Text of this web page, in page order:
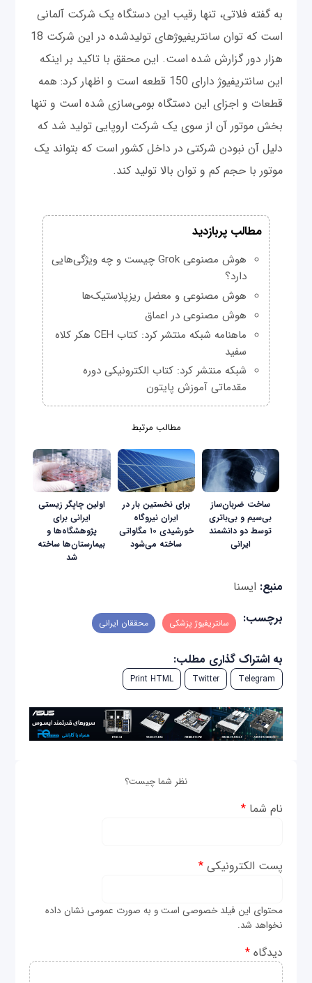
به گفته فلاتی، تنها رقیب این دستگاه یک شرکت آلمانی
است که توان سانتریفیوژهای تولیدشده در این شرکت 18
هزار دور گزارش شده است. این محقق با تاکید بر اینکه
این سانتریفیوژ دارای 150 قطعه است و اظهار کرد: همه
قطعات و اجزای این دستگاه بومی‌سازی شده است و تنها
بخش موتور آن از سوی یک شرکت اروپایی تولید شد که
دلیل آن نبودن شرکتی در داخل کشور است که بتواند یک
موتور با حجم کم و توان بالا تولید کند.
مطالب پربازدید
هوش مصنوعی Grok چیست و چه ویژگی‌هایی
دارد؟
هوش مصنوعی و معضل ریزپلاستیک‌ها
هوش مصنوعی در اعماق
ماهنامه شبکه منتشر کرد: کتاب CEH هکر کلاه
سفید
شبکه منتشر کرد: کتاب الکترونیکی دوره
مقدماتی آموزش پایتون
مطالب مرتبط
ساخت ضربان‌ساز
بی‌سیم و بی‌باتری
توسط دو دانشمند
ایرانی
برای نخستین بار در
ایران نیروگاه
خورشیدی ۱۰ مگاواتی
ساخته می‌شود
اولین چاپگر زیستی
ایرانی برای
پژوهشگاه‌‌ها و
بیمارستان‌ها ساخته
شد
منبع: ایسنا
برچسب:
سانتریفیوژ پزشکی محققان ایرانی
به اشتراک گذاری مطلب:
Telegram
Twitter
Print HTML
نظر شما چیست؟
نام شما*
پست الکترونیکی*
محتوای این فیلد خصوصی است و به صورت عمومی نشان داده
نخواهد شد.
دیدگاه*